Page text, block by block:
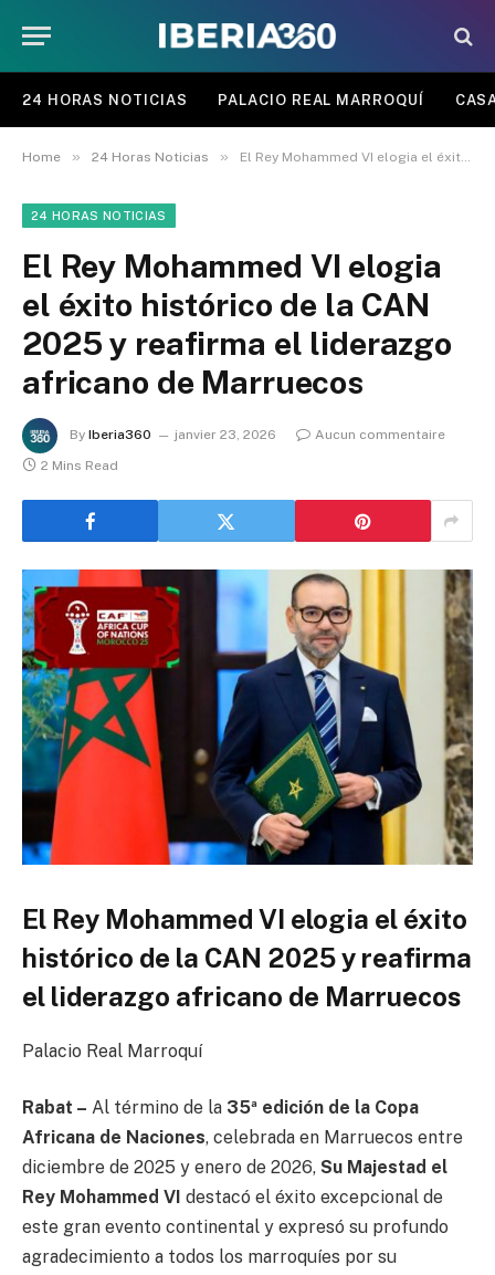
24 HORAS NOTICIAS PALACIO REAL MARROQUÍ
Home » 24 Horas Noticias » El Rey Mohammed VI elogia el éxito histórico de la CAN 2025 y reafirma el liderazgo africano de Marruecos
24 HORAS NOTICIAS
El Rey Mohammed VI elogia
el éxito histórico de la CAN
2025 y reafirma el liderazgo
africano de Marruecos
By Iberia360 janvier 23, 2026
Aucun commentaire
2 Mins Read
El Rey Mohammed VI elogia el éxito
histórico de la CAN 2025 y reafirma
el liderazgo africano de Marruecos
Palacio Real Marroquí
Rabat – Al término de la 35ª edición de la Copa
Africana de Naciones, celebrada en Marruecos entre
diciembre de 2025 y enero de 2026, Su Majestad el
Rey Mohammed VI destacó el éxito excepcional de
este gran evento continental y expresó su profundo
agradecimiento a todos los marroquíes por su